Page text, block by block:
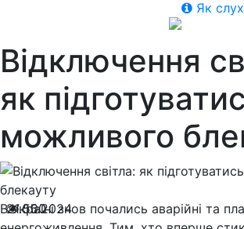
Як
Відключення
як
можливого
21.05.2024
500
В Україні знов почались аварійні та